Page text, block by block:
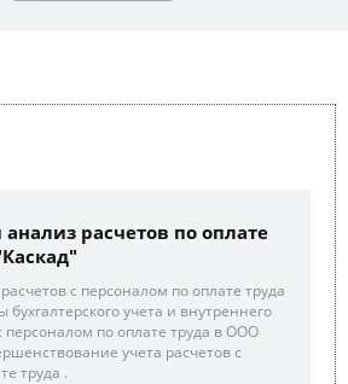
анализ расчетов по оплате
с персоналом по оплате труда
бухгалтерского учета и внутреннего
персоналом по оплате труда в ООО
учета расчетов с
труда .